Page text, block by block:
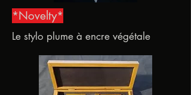
*Novelty*
Le stylo plume à encre végétale